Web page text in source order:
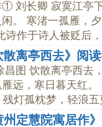
刘长卿 寂寞江亭
。 寒渚一孤雁，
作于诗人被贬后
散离亭西去》阅
昌图 饮散离亭西去
远，寒日暮天红
灯孤枕梦，轻浪五
州定慧院寓居作